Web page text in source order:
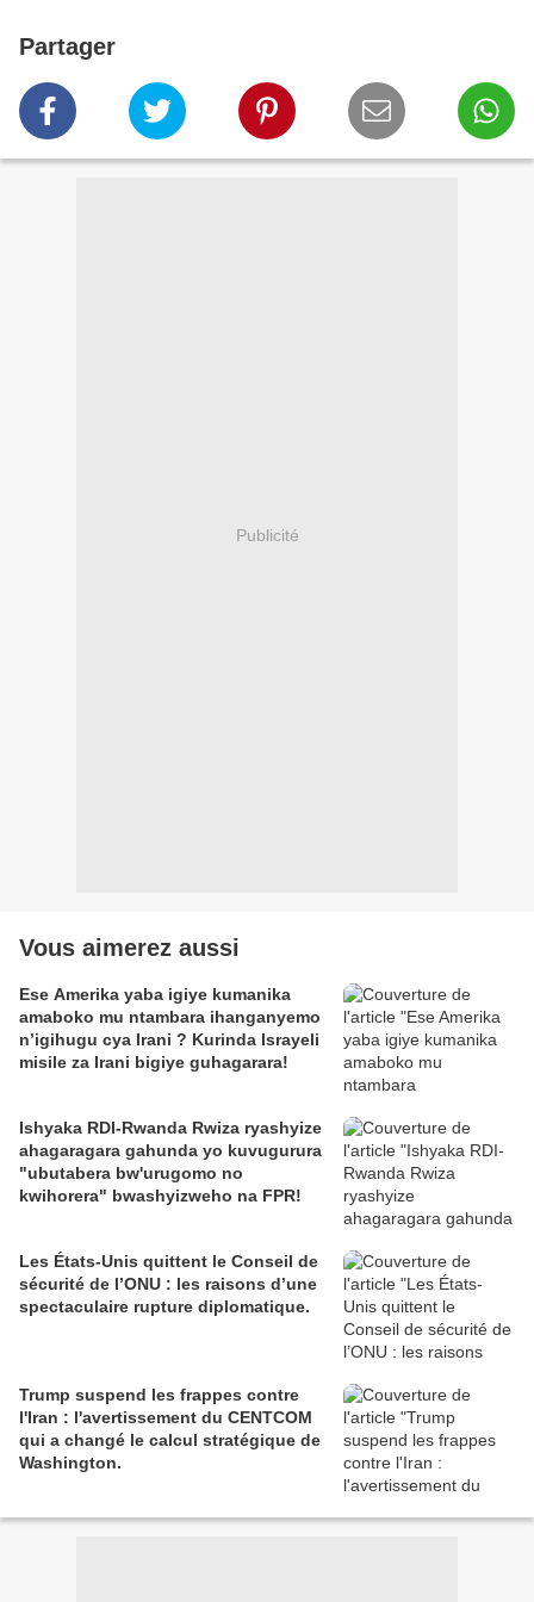
Partager
Publicité
Vous aimerez aussi
Ese Amerika yaba igiye kumanika
amaboko mu ntambara ihanganyemo
n’igihugu cya Irani ? Kurinda Israyeli
misile za Irani bigiye guhagarara!
Ishyaka RDI-Rwanda Rwiza ryashyize
ahagaragara gahunda yo kuvugurura
"ubutabera bw'urugomo no
kwihorera" bwashyizweho na FPR!
Les États-Unis quittent le Conseil de
sécurité de l’ONU : les raisons d’une
spectaculaire rupture diplomatique.
Trump suspend les frappes contre
l'Iran : l'avertissement du CENTCOM
qui a changé le calcul stratégique de
Washington.